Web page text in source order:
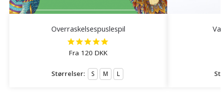
Overraskelsespuslespil
Fra 120 DKK
Størrelser: S M L